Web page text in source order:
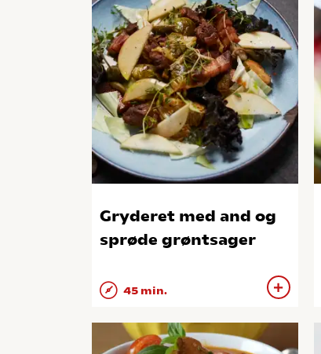
Gryderet med and og
sprøde grøntsager
45 min.